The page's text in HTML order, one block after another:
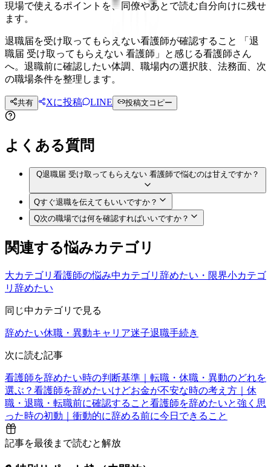
現場で使えるポイントを、同僚やあとで読む自分向けに残せ
ます。
退職届を受け取ってもらえない看護師が確認すること 「退
職届 受け取ってもらえない 看護師」と感じる看護師さん
へ。退職前に確認したい体調、職場内の選択肢、法務面、次
の職場条件を整理します。
共有 Xに投稿 LINE 投稿文コピー
よくある質問
Q退職届 受け取ってもらえない 看護師で悩むのは甘えですか？
Qすぐ退職を伝えてもいいですか？
Q次の職場では何を確認すればいいですか？
関連する悩みカテゴリ
大カテゴリ 看護師の悩み中カテゴリ 辞めたい・限界小カテゴ
リ 辞めたい
同じ中カテゴリで見る
辞めたい休職・異動キャリア迷子退職手続き
次に読む記事
看護師を辞めたい時の判断基準｜転職・休職・異動のどれを
選ぶ？ 看護師を辞めたいけどお金が不安な時の考え方｜休
職・退職・転職前に確認すること看護師を辞めたいと強く思
った時の初動｜衝動的に辞める前に今日できること
記事を最後まで読むと解放